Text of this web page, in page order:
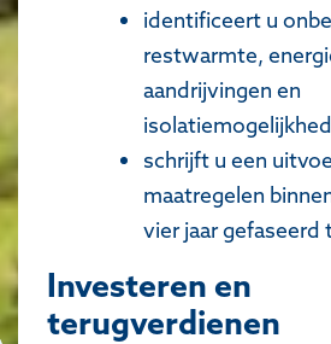
identificeert u
restwarmte,
aandrijvingen en
schrijft u een
maatregelen
vier jaar gefaseerd
Investeren en
terugverdienen